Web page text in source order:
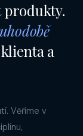
produkty.
a
Věříme v